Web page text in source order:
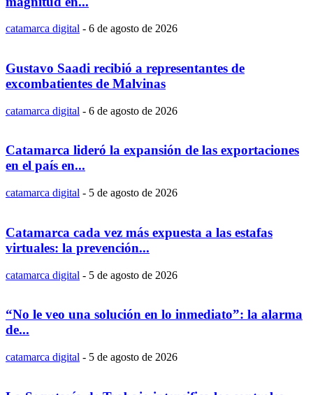
catamarca digital - 6 de agosto de 2026
Gustavo Saadi recibió a representantes de
excombatientes de Malvinas
catamarca digital - 6 de agosto de 2026
Catamarca lideró la expansión de las exportaciones
en el país en...
catamarca digital - 5 de agosto de 2026
Catamarca cada vez más expuesta a las estafas
virtuales: la prevención...
catamarca digital - 5 de agosto de 2026
“No le veo una solución en lo inmediato”: la alarma
de...
catamarca digital - 5 de agosto de 2026